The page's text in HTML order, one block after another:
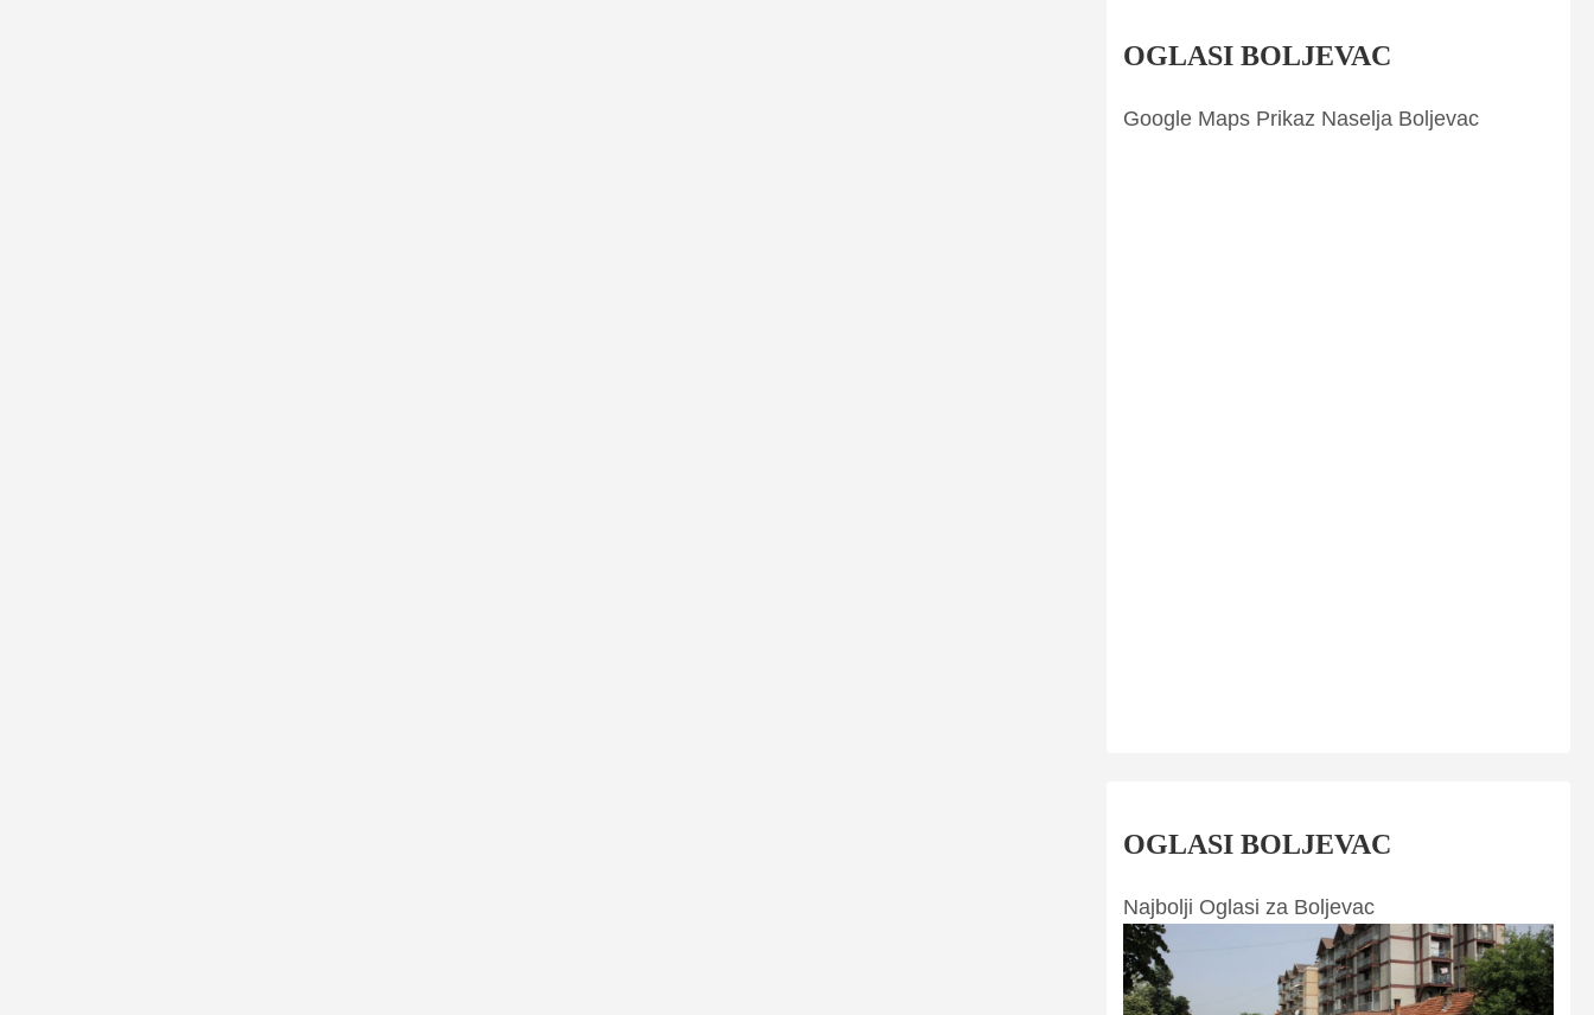
OGLASI BOLJEVAC
Google Maps Prikaz Naselja Boljevac
OGLASI BOLJEVAC
Najbolji Oglasi za Boljevac